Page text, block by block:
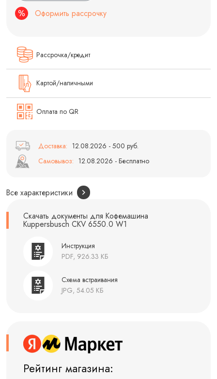
Оформить рассрочку
Рассрочка/кредит
Картой/наличными
Оплата по QR
Доставка: 12.08.2026 - 500 руб.
Самовывоз: 12.08.2026 - Бесплатно
Все характеристики
Скачать документы для Кофемашина
Kuppersbusch CKV 6550.0 W1
Инструкция
PDF, 926.33 КБ
Схема встраивания
JPG, 54.05 КБ
Рейтинг магазина: